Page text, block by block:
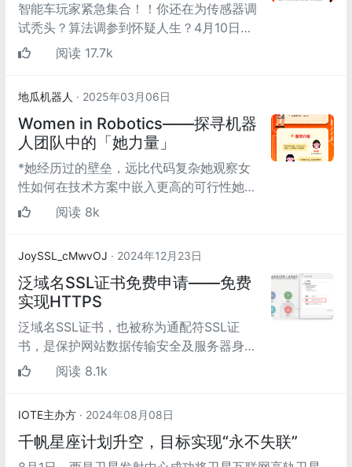
智能车玩家紧急集合！！你还在为传感器调
试秃头？算法调参到怀疑人生？4月10日晚
上7点 全网技术宅速归！两大竞赛车手直播
阅读 17.7k
地瓜机器人 · 2025年03月06日
Women in Robotics——探寻机器
人团队中的「她力量」
*她经历过的壁垒，远比代码复杂她观察女
性如何在技术方案中嵌入更高的可行性她的
代码支撑着更大的系统她让技术从高塔走向
阅读 8k
JoySSL_cMwvOJ · 2024年12月23日
泛域名SSL证书免费申请——免费
实现HTTPS
泛域名SSL证书，也被称为通配符SSL证
书，是保护网站数据传输安全及服务器身份
可信的重要工具。以下是对泛域名SSL证书
阅读 8.1k
IOTE主办方 · 2024年08月08日
千帆星座计划升空，目标实现“永不失联”